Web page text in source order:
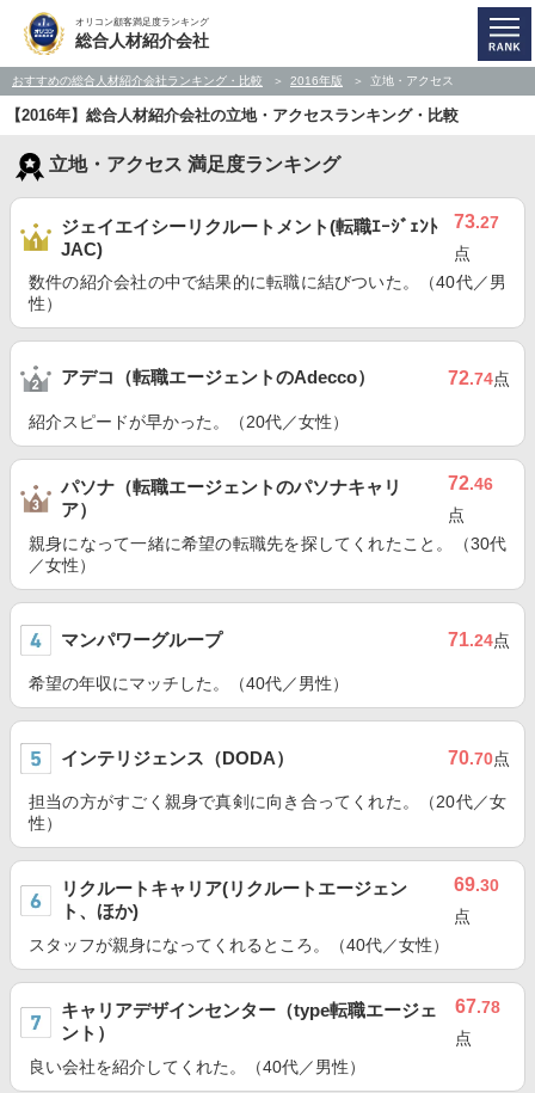
オリコン顧客満足度ランキング
総合人材紹介会社
おすすめの総合人材紹介会社ランキング・比較 2016年版 立地・アクセス
【2016年】総合人材紹介会社の立地・アクセスランキング・比較
立地・アクセス 満足度ランキング
ジェイエイシーリクルートメント(転職ｴｰｼﾞｪﾝﾄ
JAC)
73.27
点
数件の紹介会社の中で結果的に転職に結びついた。（40代／男
性）
アデコ（転職エージェントのAdecco） 72.74点
紹介スピードが早かった。（20代／女性）
パソナ（転職エージェントのパソナキャリ
ア）
72.46
点
親身になって一緒に希望の転職先を探してくれたこと。（30代
／女性）
マンパワーグループ 71.24点
希望の年収にマッチした。（40代／男性）
インテリジェンス（DODA） 70.70点
担当の方がすごく親身で真剣に向き合ってくれた。（20代／女
性）
リクルートキャリア(リクルートエージェン
ト、ほか)
69.30
点
スタッフが親身になってくれるところ。（40代／女性）
キャリアデザインセンター（type転職エージェ
ント）
67.78
点
良い会社を紹介してくれた。（40代／男性）